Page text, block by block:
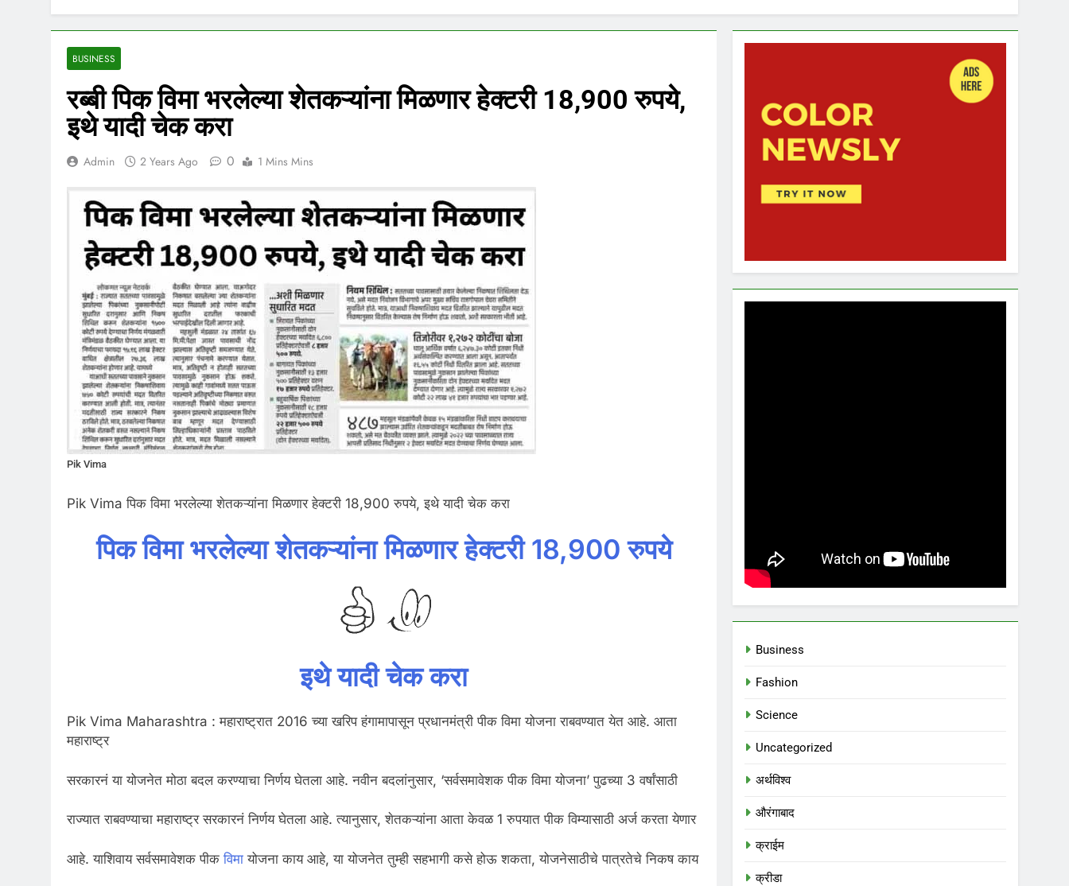
BUSINESS
रब्बी पिक विमा भरलेल्या शेतकऱ्यांना मिळणार हेक्टरी 18,900 रुपये,
इथे यादी चेक करा
Admin 2 Years Ago 0 1 Mins Mins
Pik Vima
Pik Vima पिक विमा भरलेल्या शेतकऱ्यांना मिळणार हेक्टरी 18,900 रुपये, इथे यादी चेक करा
पिक विमा भरलेल्या शेतकऱ्यांना मिळणार हेक्टरी 18,900 रुपये
इथे यादी चेक करा
Pik Vima Maharashtra : महाराष्ट्रात 2016 च्या खरिप हंगामापासून प्रधानमंत्री पीक विमा योजना राबवण्यात येत आहे. आता
महाराष्ट्र
सरकारनं या योजनेत मोठा बदल करण्याचा निर्णय घेतला आहे. नवीन बदलांनुसार, ‘सर्वसमावेशक पीक विमा योजना’ पुढच्या 3 वर्षांसाठी
राज्यात राबवण्याचा महाराष्ट्र सरकारनं निर्णय घेतला आहे. त्यानुसार, शेतकऱ्यांना आता केवळ 1 रुपयात पीक विम्यासाठी अर्ज करता येणार
आहे. याशिवाय सर्वसमावेशक पीकविमा योजना काय आहे, या योजनेत तुम्ही सहभागी कसे होऊ शकता, योजनेसाठीचे पात्रतेचे निकष काय
Business
Fashion
Science
Uncategorized
अर्थविश्व
औरंगाबाद
क्राईम
क्रीडा